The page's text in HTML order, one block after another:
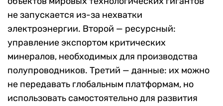
не запускается из-за нехватки
электроэнергии. Второй — ресурсный:
управление экспортом критических
минералов, необходимых для производства
полупроводников. Третий — данные: их можно
не передавать глобальным платформам, но
использовать самостоятельно для развития